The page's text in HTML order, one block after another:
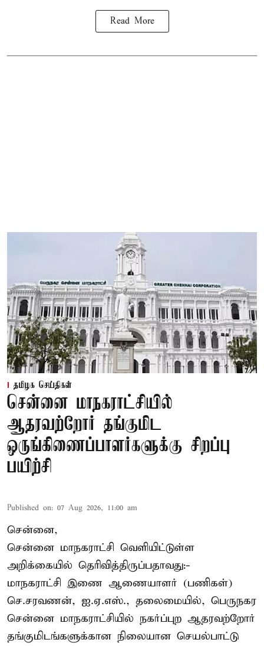
Read More
தமிழக செய்திகள்
சென்னை மாநகராட்சியில்
ஆதரவற்றோர் தங்குமிட
ஒருங்கிணைப்பாளர்களுக்கு சிறப்பு
பயிற்சி
Published on: 07 Aug 2026, 11:00 am
சென்னை,
சென்னை மாநகராட்சி வெளியிட்டுள்ள
அறிக்கையில் தெரிவித்திருப்பதாவது:-
மாநகராட்சி இணை ஆணையாளர் (பணிகள்)
செ.சரவணன், ஐ.ஏ.எஸ்., தலைமையில், பெருநகர
சென்னை மாநகராட்சியில் நகர்ப்புற ஆதரவற்றோர்
தங்குமிடங்களுக்கான நிலையான செயல்பாட்டு